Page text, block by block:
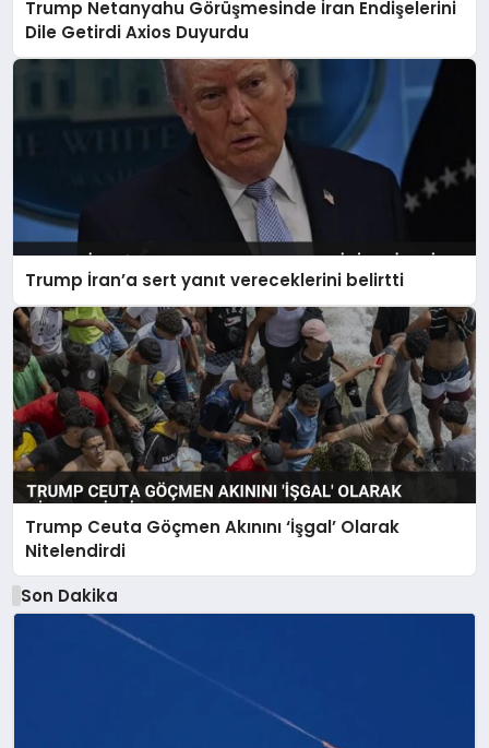
Trump Netanyahu Görüşmesinde İran Endişelerini
Dile Getirdi Axios Duyurdu
Trump İran’a sert yanıt vereceklerini belirtti
Trump Ceuta Göçmen Akınını ‘İşgal’ Olarak
Nitelendirdi
Son Dakika